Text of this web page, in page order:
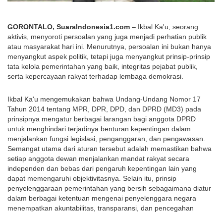
GORONTALO, SuaraIndonesia1.com – Ikbal Ka'u, seorang
aktivis, menyoroti persoalan yang juga menjadi perhatian publik
atau masyarakat hari ini. Menurutnya, persoalan ini bukan hanya
menyangkut aspek politik, tetapi juga menyangkut prinsip-prinsip
tata kelola pemerintahan yang baik, integritas pejabat publik,
serta kepercayaan rakyat terhadap lembaga demokrasi.
Ikbal Ka'u mengemukakan bahwa Undang-Undang Nomor 17
Tahun 2014 tentang MPR, DPR, DPD, dan DPRD (MD3) pada
prinsipnya mengatur berbagai larangan bagi anggota DPRD
untuk menghindari terjadinya benturan kepentingan dalam
menjalankan fungsi legislasi, penganggaran, dan pengawasan.
Semangat utama dari aturan tersebut adalah memastikan bahwa
setiap anggota dewan menjalankan mandat rakyat secara
independen dan bebas dari pengaruh kepentingan lain yang
dapat memengaruhi objektivitasnya. Selain itu, prinsip
penyelenggaraan pemerintahan yang bersih sebagaimana diatur
dalam berbagai ketentuan mengenai penyelenggara negara
menempatkan akuntabilitas, transparansi, dan pencegahan